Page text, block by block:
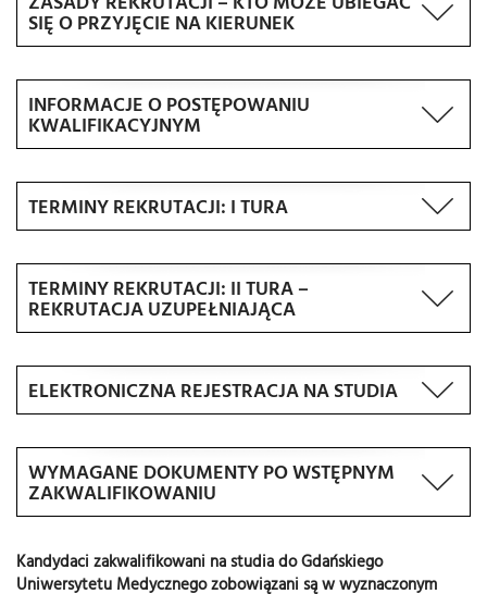
SIĘ O PRZYJĘCIE NA KIERUNEK
INFORMACJE O POSTĘPOWANIU
KWALIFIKACYJNYM
TERMINY REKRUTACJI: I TURA
TERMINY REKRUTACJI: II TURA –
REKRUTACJA UZUPEŁNIAJĄCA
ELEKTRONICZNA REJESTRACJA NA STUDIA
WYMAGANE DOKUMENTY PO WSTĘPNYM
ZAKWALIFIKOWANIU
Kandydaci zakwalifikowani na studia do Gdańskiego
Uniwersytetu Medycznego zobowiązani są w wyznaczonym